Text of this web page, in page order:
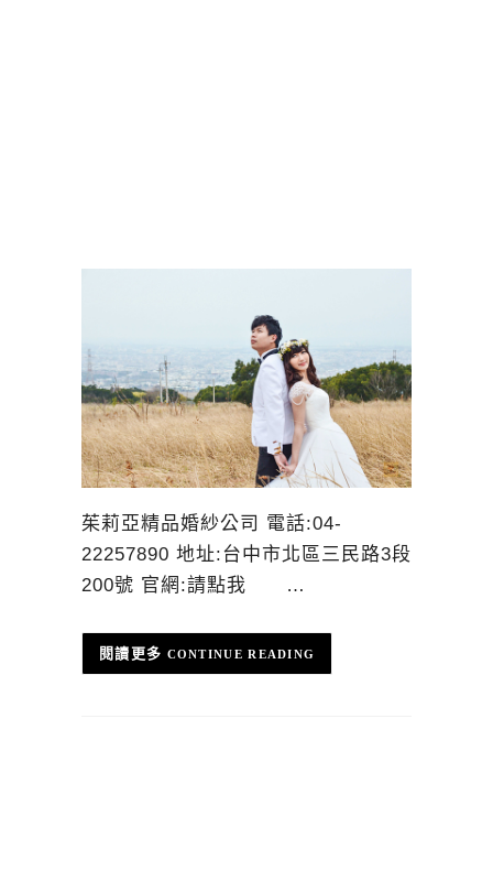
茱莉亞精品婚紗公司 電話:04-
22257890 地址:台中市北區三民路3段
200號 官網:請點我 …
CONTINUE READING